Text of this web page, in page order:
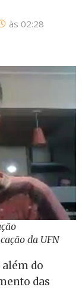
às 02:28
da UFN
do
das